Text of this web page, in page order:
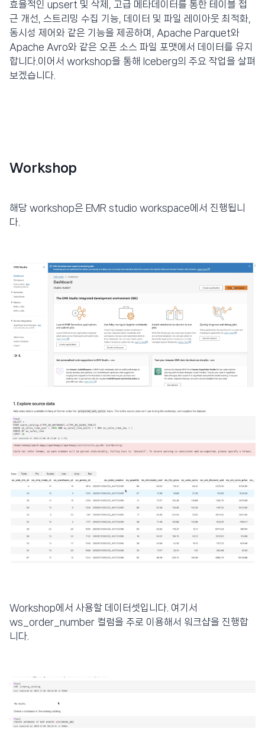
효율적인 upsert 및 삭제, 고급 메타데이터를 통한 테이블 접
근 개선, 스트리밍 수집 기능, 데이터 및 파일 레이아웃 최적화,
동시성 제어와 같은 기능을 제공하며, Apache Parquet와
Apache Avro와 같은 오픈 소스 파일 포맷에서 데이터를 유지
합니다.이어서 workshop을 통해 Iceberg의 주요 작업을 살펴
보겠습니다.
Workshop
해당 workshop은 EMR studio workspace에서 진행됩니
다.
Workshop에서 사용할 데이터셋입니다. 여기서
ws_order_number 컬럼을 주로 이용해서 워크샵을 진행합
니다.